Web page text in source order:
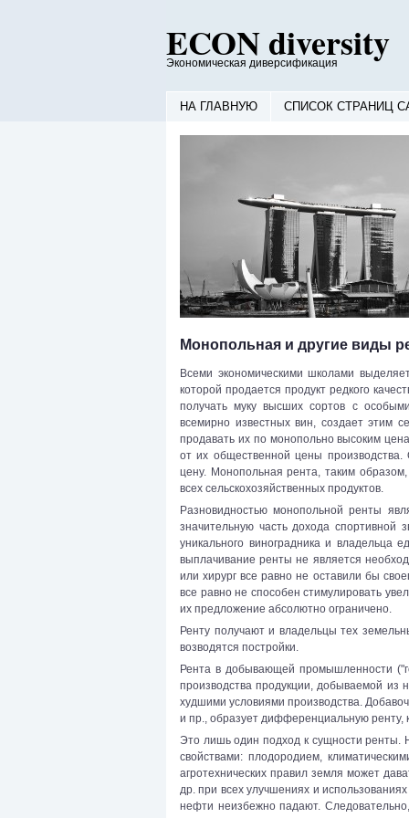
ECON diversity
Экономическая диверсификация
НА ГЛАВНУЮ СПИСОК СТРАНИЦ
Монопольная и другие виды
Всеми экономическими школами
которой продается продукт редкого
получать муку высших сортов с
всемирно известных вин, создает этим
продавать их по монопольно высоким
от их общественной цены производства.
цену. Монопольная рента, таким
всех сельскохозяйственных продуктов.
Разновидностью монопольной ренты
значительную часть дохода спортивной
уникального виноградника и владельца
выплачивание ренты не является
или хирург все равно не оставили бы
все равно не способен стимулировать
их предложение абсолютно ограничено.
Ренту получают и владельцы тех
возводятся постройки.
Рента в добывающей промышленности
производства продукции, добываемой из
худшими условиями производства.
и пр., образует дифференциальную ренту,
Это лишь один подход к сущности ренты.
свойствами: плодородием,
агротехнических правил земля может
др. при всех улучшениях и
нефти неизбежно падают.